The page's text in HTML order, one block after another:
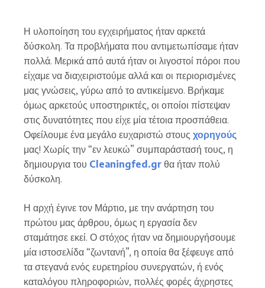
Η υλοποίηση του εγχειρήματος ήταν αρκετά
δύσκολη. Τα προβλήματα που αντιμετωπίσαμε ήταν
πολλά. Μερικά από αυτά ήταν οι λιγοστοί πόροι που
είχαμε να διαχειριστούμε αλλά και οι περιορισμένες
μας γνώσεις, γύρω από το αντικείμενο. Βρήκαμε
όμως αρκετούς υποστηρικτές, οι οποίοι πίστεψαν
στις δυνατότητες που είχε μία τέτοια προσπάθεια.
Οφείλουμε ένα μεγάλο ευχαριστώ στους χορηγούς
μας! Χωρίς την “εν λευκώ” συμπαράστασή τους, η
δημιουργια του Cleaningfed.gr θα ήταν πολύ
δύσκολη.
Η αρχή έγινε τον Μάρτιο, με την ανάρτηση του
πρώτου μας άρθρου, όμως η εργασία δεν
σταμάτησε εκεί. Ο στόχος ήταν να δημιουργήσουμε
μία ιστοσελίδα “ζωντανή”, η οποία θα ξέφευγε από
τα στεγανά ενός ευρετηρίου συνεργατών, ή ενός
καταλόγου πληροφοριών, πολλές φορές άχρηστες